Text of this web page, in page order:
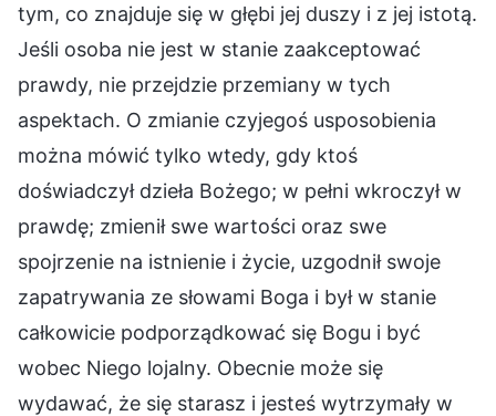
tym, co znajduje się w głębi jej duszy i z jej istotą.
Jeśli osoba nie jest w stanie zaakceptować
prawdy, nie przejdzie przemiany w tych
aspektach. O zmianie czyjegoś usposobienia
można mówić tylko wtedy, gdy ktoś
doświadczył dzieła Bożego; w pełni wkroczył w
prawdę; zmienił swe wartości oraz swe
spojrzenie na istnienie i życie, uzgodnił swoje
zapatrywania ze słowami Boga i był w stanie
całkowicie podporządkować się Bogu i być
wobec Niego lojalny. Obecnie może się
wydawać, że się starasz i jesteś wytrzymały w